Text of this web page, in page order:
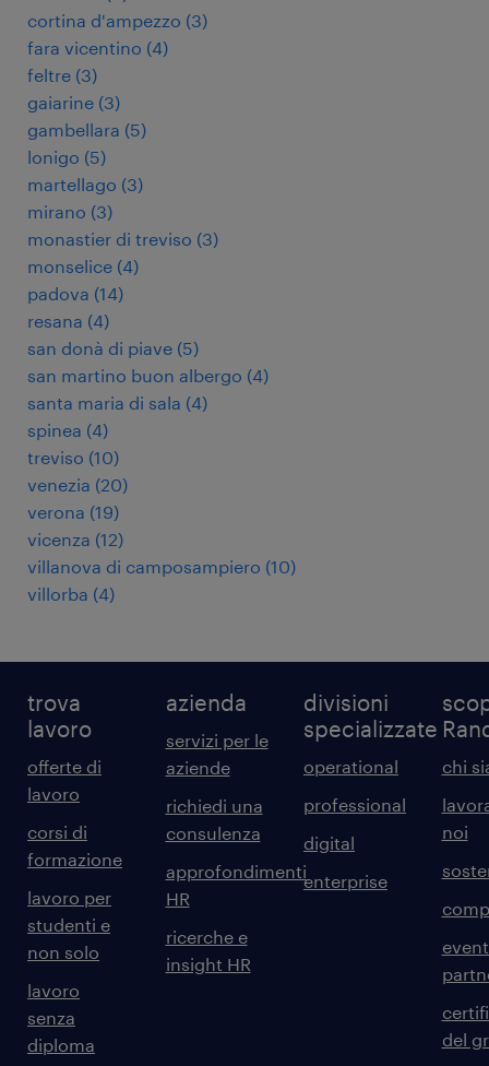
cortina d'ampezzo (3)
fara vicentino (4)
feltre (3)
gaiarine (3)
gambellara (5)
lonigo (5)
martellago (3)
mirano (3)
monastier di treviso (3)
monselice (4)
padova (14)
resana (4)
san donà di piave (5)
san martino buon albergo (4)
santa maria di sala (4)
spinea (4)
treviso (10)
venezia (20)
verona (19)
vicenza (12)
villanova di camposampiero (10)
villorba (4)
trova
lavoro
offerte di
lavoro
corsi di
formazione
lavoro per
studenti e
non solo
lavoro
senza
diploma
azienda
servizi per le
aziende
richiedi una
consulenza
approfondimenti
HR
ricerche e
insight HR
divisioni
specializzate
operational
professional
digital
enterprise
chi
noi
del